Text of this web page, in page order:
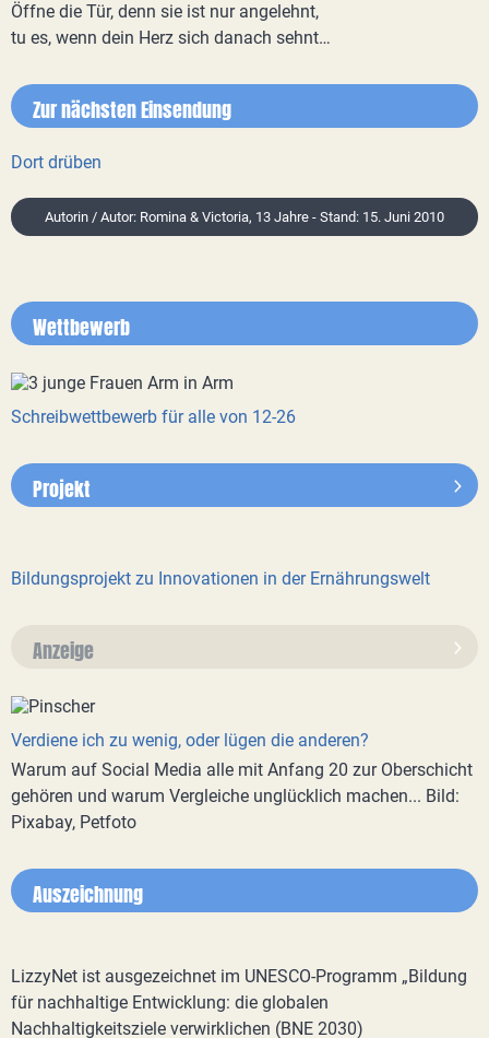
Öffne die Tür, denn sie ist nur angelehnt,
tu es, wenn dein Herz sich danach sehnt…
Zur nächsten Einsendung
Dort drüben
Autorin / Autor: Romina & Victoria, 13 Jahre - Stand: 15. Juni 2010
Wettbewerb
Schreibwettbewerb für alle von 12-26
Projekt
Bildungsprojekt zu Innovationen in der Ernährungswelt
Anzeige
Verdiene ich zu wenig, oder lügen die anderen?
Warum auf Social Media alle mit Anfang 20 zur Oberschicht
gehören und warum Vergleiche unglücklich machen... Bild:
Pixabay, Petfoto
Auszeichnung
LizzyNet ist ausgezeichnet im UNESCO-Programm „Bildung
für nachhaltige Entwicklung: die globalen
Nachhaltigkeitsziele verwirklichen (BNE 2030)